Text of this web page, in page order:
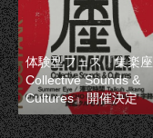
体験型フェス『集楽座
Collective Sounds &
Cultures』開催決定